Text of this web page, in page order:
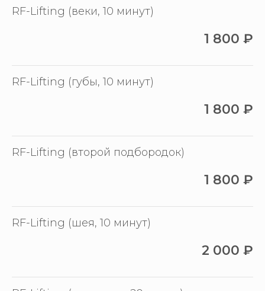
RF-Lifting (веки, 10 минут)
1 800 ₽
RF-Lifting (губы, 10 минут)
1 800 ₽
RF-Lifting (второй подбородок)
1 800 ₽
RF-Lifting (шея, 10 минут)
2 000 ₽